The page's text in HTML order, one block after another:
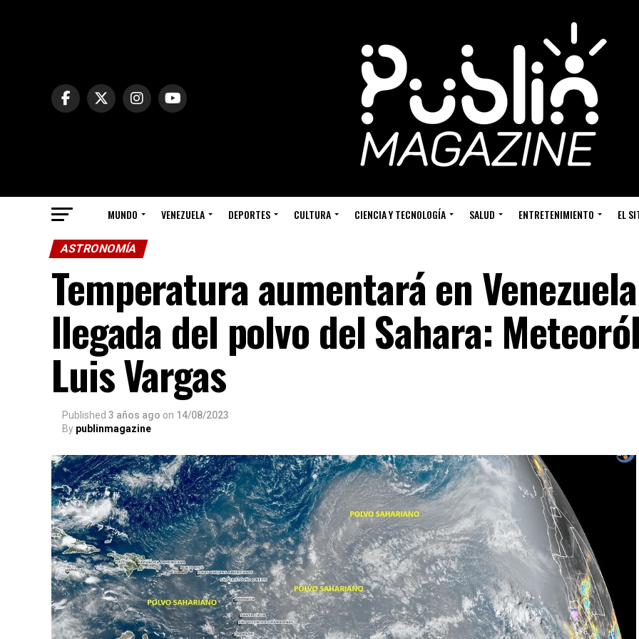
MUNDO VENEZUELA DEPORTES CULTURA CIENCIA Y TECNOLOGÍA SALUD ENTRETENIMIENTO EL
ASTRONOMÍA
Temperatura aumentará en
llegada del polvo del Sahara:
Luis Vargas
Published 3 años ago on 14/08/2023
By publinmagazine